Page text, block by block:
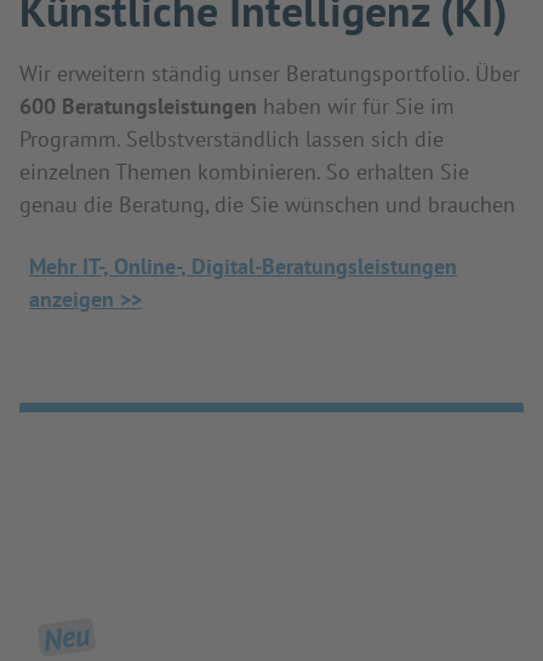
Wir erweitern ständig unser Beratungsportfolio. Über
600 Beratungsleistungen haben wir für Sie im
Programm. Selbstverständlich lassen sich die
einzelnen Themen kombinieren. So erhalten Sie
genau die Beratung, die Sie wünschen und brauchen
Mehr IT-, Online-, Digital-Beratungsleistungen
anzeigen >>
Neu